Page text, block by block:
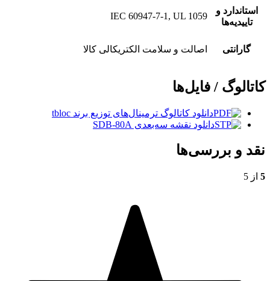
استاندارد و
تاییدیه‌ها
IEC 60947-7-1, UL 1059
گارانتی اصالت و سلامت الکتریکالی کالا
کاتالوگ / فایل‌ها
دانلود کاتالوگ ترمینال‌های توزیع برند tbloc
دانلود نقشه سه‌بعدی SDB-80A
نقد و بررسی‌ها
5 از 5